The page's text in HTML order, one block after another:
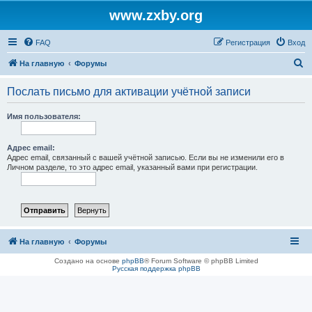
www.zxby.org
FAQ Вход
Регистрация
На главную Форумы
Послать письмо для активации учётной записи
Имя пользователя:
Адрес email:
Адрес email, связанный с вашей учётной записью. Если вы не изменили его в
Личном разделе, то это адрес email, указанный вами при регистрации.
На главную Форумы
Создано на основе phpBB® Forum Software © phpBB Limited
Русская поддержка phpBB